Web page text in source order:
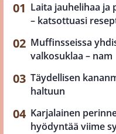
Laita jauhelihaa ja
– katsottuasi
Muffinsseissa
valkosuklaa – nam
Täydellisen
haltuun
Karjalainen
hyödyntää viime